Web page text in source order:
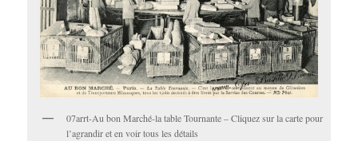
07arrt-Au bon Marché-la table Tournante – Cliquez sur la carte pour
l’agrandir et en voir tous les détails